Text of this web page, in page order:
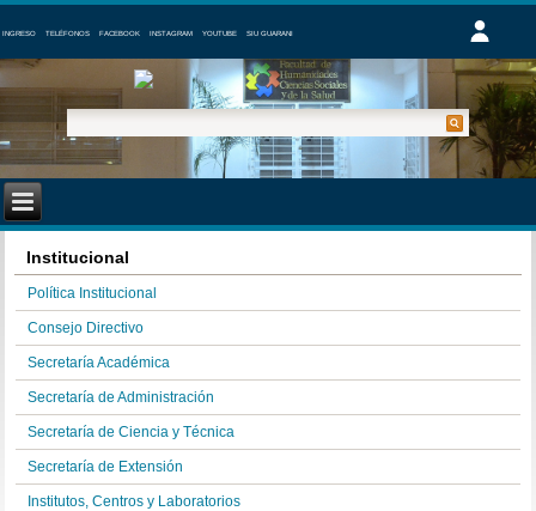
INGRESO TELÉFONOS FACEBOOK INSTAGRAM YOUTUBE SIU GUARANI
Institucional
Política Institucional
Consejo Directivo
Secretaría Académica
Secretaría de Administración
Secretaría de Ciencia y Técnica
Secretaría de Extensión
Institutos, Centros y Laboratorios